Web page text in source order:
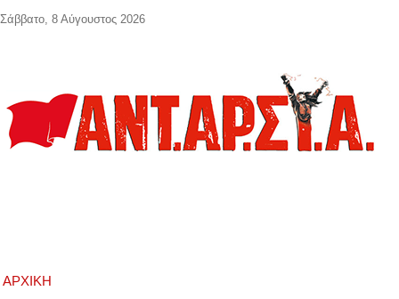
ΑΡΧΙΚΉ
Σάββατο, 8 Αύγουστος 2026